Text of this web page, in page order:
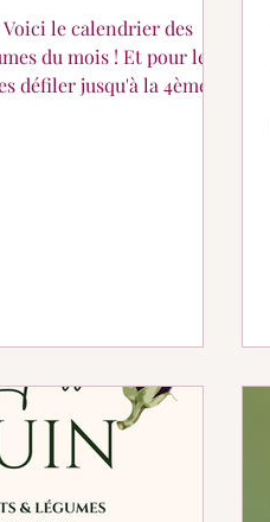
mois ! Et pour les
défiler jusqu'à la 4ème